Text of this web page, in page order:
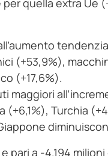
per quella extra Ue
(+53,9%),
(+17,6%).
maggiori
(+6,1%), Turchia
pari a -4.194